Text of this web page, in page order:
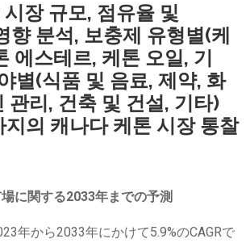
장 규모, 점유율 및
향 분석, 보충제 유형별(케
에스테르, 케톤 오일, 기
별(식품 및 음료, 제약, 화
관리, 건축 및 건설, 기타)
의 캐나다 케톤 시장 통찰
に関する2033年までの予測
年から2033年にかけて5.9%のCAGRで